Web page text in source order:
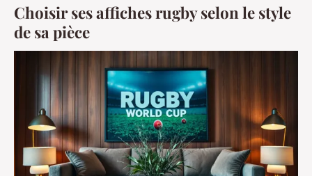
Choisir ses affiches rugby selon le style
de sa pièce